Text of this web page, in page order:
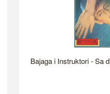
Bajaga i Instruktori - Sa